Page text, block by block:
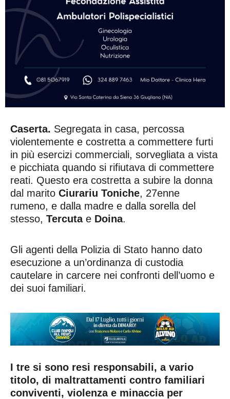
Caserta. Segregata in casa, percossa
violentemente e costretta a commettere furti
in più esercizi commerciali, sorvegliata a vista
e picchiata quando si rifiutava di commettere
reati. Questo era costretta a subire la donna
dal marito Ciurariu Toniche, 27enne
rumeno, e dalla madre e dalla sorella del
stesso, Tercutae Doina.
Gli agenti della Polizia di Stato hanno dato
esecuzione a un’ordinanza di custodia
cautelare in carcere nei confronti dell’uomo e
dei suoi familiari.
I tre si sono resi responsabili, a vario
titolo, di maltrattamenti contro familiari
conviventi, violenza e minaccia per